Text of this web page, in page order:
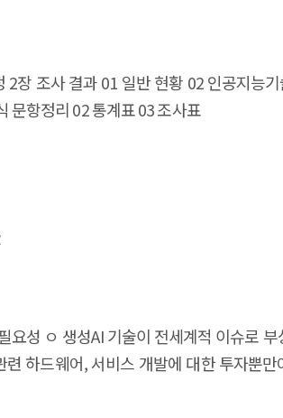
장 조사 결과 01 일반 현황 02 인공지능
문항정리 02 통계표 03 조사표
성 ㅇ 생성AI 기술이 전세계적 이슈로
하드웨어, 서비스 개발에 대한 투자뿐만
출물 조합에 기반한 생성AI 기술의 한